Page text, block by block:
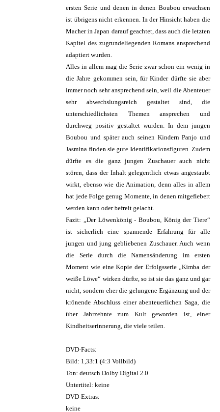
ersten Serie und denen in denen Boubou erwachsen
ist übrigens nicht erkennen. In der Hinsicht haben die
Macher in Japan darauf geachtet, dass auch die letzten
Kapitel des zugrundeliegenden Romans ansprechend
adaptiert wurden.
Alles in allem mag die Serie zwar schon ein wenig in
die Jahre gekommen sein, für Kinder dürfte sie aber
immer noch sehr ansprechend sein, weil die Abenteuer
sehr abwechslungsreich gestaltet sind, die
unterschiedlichsten Themen ansprechen und
durchweg positiv gestaltet wurden. In dem jungen
Boubou und später auch seinen Kindern Panjo und
Jasmina finden sie gute Identifikationsfiguren. Zudem
dürfte es die ganz jungen Zuschauer auch nicht
stören, dass der Inhalt gelegentlich etwas angestaubt
wirkt, ebenso wie die Animation, denn alles in allem
hat jede Folge genug Momente, in denen mitgefiebert
werden kann oder befreit gelacht.
Fazit: „Der Löwenkönig - Boubou, König der Tiere“
ist sicherlich eine spannende Erfahrung für alle
jungen und jung gebliebenen Zuschauer. Auch wenn
die Serie durch die Namensänderung im ersten
Moment wie eine Kopie der Erfolgsserie „Kimba der
weiße Löwe“ wirken dürfte, so ist sie das ganz und gar
nicht, sondern eher die gelungene Ergänzung und der
krönende Abschluss einer abenteuerlichen Saga, die
über Jahrzehnte zum Kult geworden ist, einer
Kindheitserinnerung, die viele teilen.
DVD-Facts:
Bild: 1,33:1 (4:3 Vollbild)
Ton: deutsch Dolby Digital 2.0
Untertitel: keine
DVD-Extras:
keine